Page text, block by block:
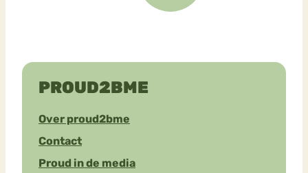
PROUD2BME
Over proud2bme
Contact
Proud in de media